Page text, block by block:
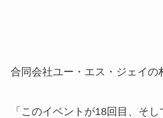
合同会社ユー・エス・ジェイの
「このイベントが18回目、そ